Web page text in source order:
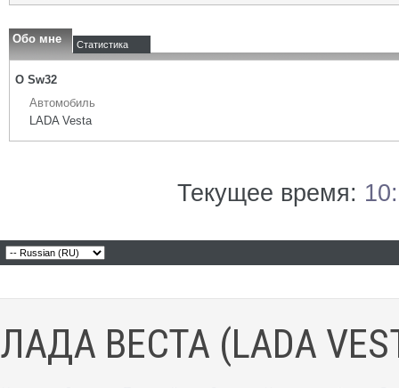
Обо мне Статистика
О Sw32
Автомобиль
LADA Vesta
Текущее время:
ЛАДА ВЕСТА (LADA